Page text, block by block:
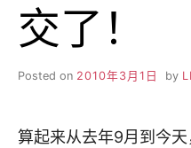
交了！
Posted on 2010年3月1日 by
算起来从去年9月到今